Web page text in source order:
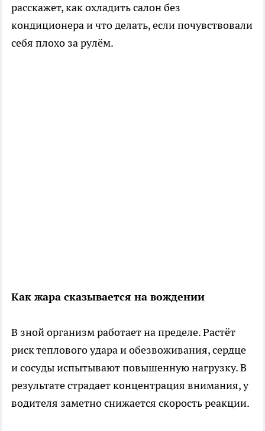
расскажет, как охладить салон без
кондиционера и что делать, если почувствовали
себя плохо за рулём.
Как жара сказывается на вождении
В зной организм работает на пределе. Растёт
риск теплового удара и обезвоживания, сердце
и сосуды испытывают повышенную нагрузку. В
результате страдает концентрация внимания, у
водителя заметно снижается скорость реакции.